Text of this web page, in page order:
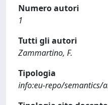
Numero autori
1
Tutti gli autori
Zammartino, F.
Tipologia
info:eu-repo/semantics/